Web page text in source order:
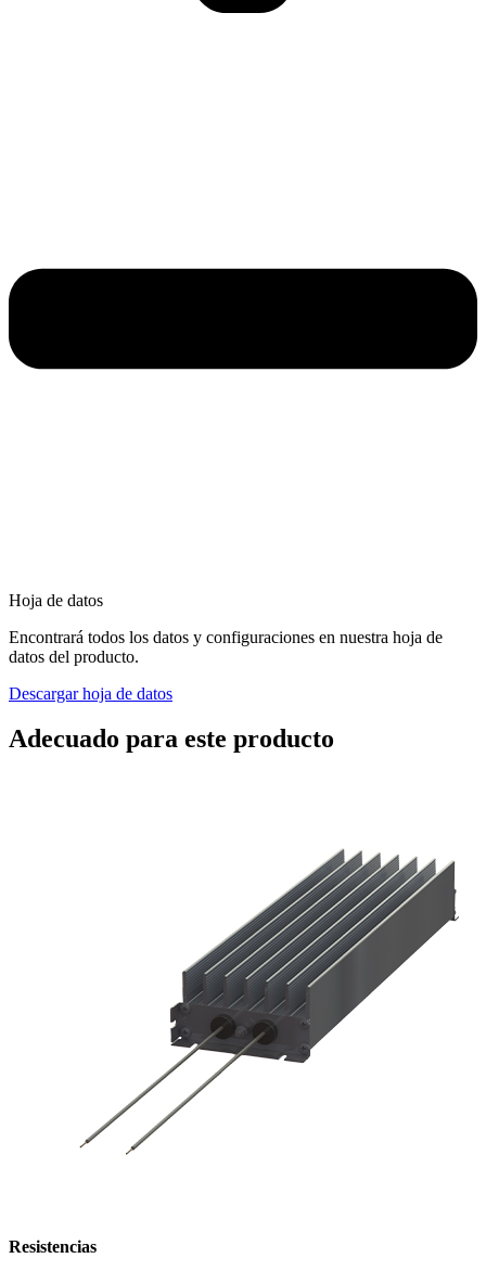
Hoja de datos
Encontrará todos los datos y configuraciones en nuestra hoja de
datos del producto.
Descargar hoja de datos
Adecuado para este producto
Resistencias